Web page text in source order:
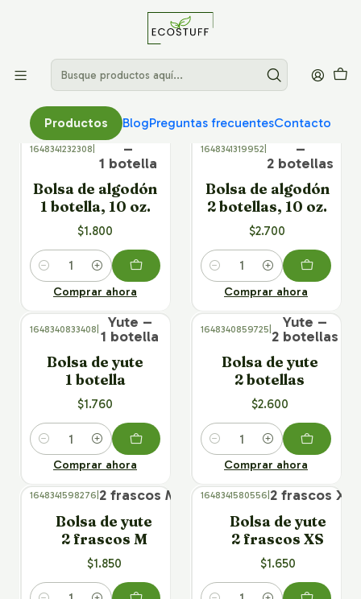
Productos BlogPreguntas frecuentesContacto
Bolsas de botellas
Filtros
1648341232308
Algodón
–
1 botella
Bolsa de algodón
1 botella, 10 oz.
$1.800
Cantidad
Comprar ahora
1648341319952
–
2 botellas
Bolsa de algodón
2 botellas, 10 oz.
$2.700
Cantidad
Comprar ahora
1648340833408
Yute –
1 botella
Bolsa de yute
1 botella
$1.760
Cantidad
Comprar ahora
1648340859725
Yute –
2 botellas
Bolsa de yute
2 botellas
$2.600
Cantidad
Comprar ahora
1648341598276 2 frascos M
Bolsa de yute
2 frascos M
$1.850
1648341580556 2 frascos XS
Bolsa de yute
2 frascos XS
$1.650